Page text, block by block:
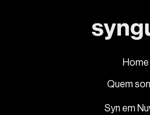
Home
Quem
Syn em